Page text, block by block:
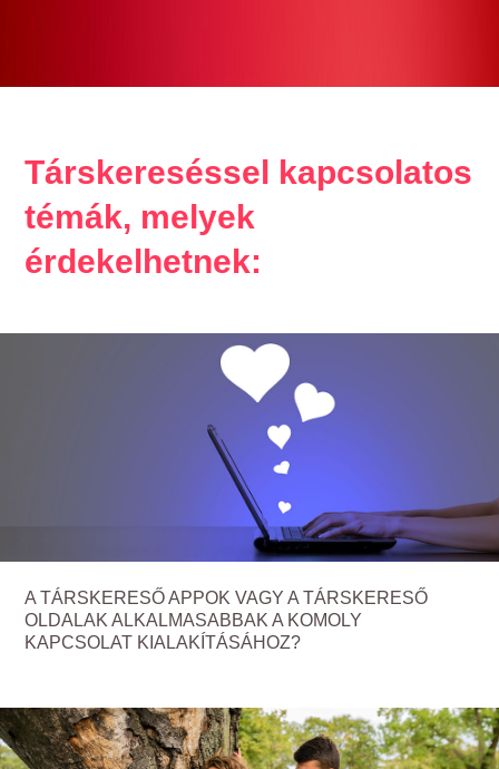
Társkereséssel kapcsolatos
témák, melyek
érdekelhetnek:
A TÁRSKERESŐ APPOK VAGY A TÁRSKERESŐ
OLDALAK ALKALMASABBAK A KOMOLY
KAPCSOLAT KIALAKÍTÁSÁHOZ?